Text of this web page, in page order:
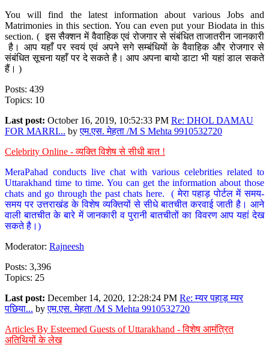
You will find the latest information about various Jobs and
Matrimonies in this section. You can even put your Biodata in this
section. ( इस सैक्शन में वैवाहिक एवं रोजगार से संबंधित ताजातरीन जानकारी
है। आप यहाँ पर स्वयं एवं अपने सगे सम्बंधियों के वैवाहिक और रोजगार से
संबंधित सूचना यहाँ पर दे सकते है। आप अपना बायो डाटा भी यहां डाल सकते
हैं। )
Posts: 439
Topics: 10
Last post: October 16, 2019, 10:52:33 PM Re: DHOL DAMAU
FOR MARRI... byएम.एस. मेहता /M S Mehta 9910532720
Celebrity Online - व्यक्ति विशेष से सीधी बात !
MeraPahad conducts live chat with various celebrities related to
Uttarakhand time to time. You can get the information about those
chats and go through the past chats here. ( मेरा पहाड़ पोर्टल में समय-
समय पर उत्तराखंड के विशेष व्यक्तियों से सीधे बातचीत करवाई जाती है। आने
वाली बातचीत के बारे में जानकारी व पुरानी बातचीतों का विवरण आप यहां देख
सकते है।)
Moderator: Rajneesh
Posts: 3,396
Topics: 25
Last post: December 14, 2020, 12:28:24 PM Re: म्यर पहाड़ म्यर
पछिया... byएम.एस. मेहता /M S Mehta 9910532720
Articles By Esteemed Guests of Uttarakhand - विशेष आमंत्रित
अतिथियों के लेख